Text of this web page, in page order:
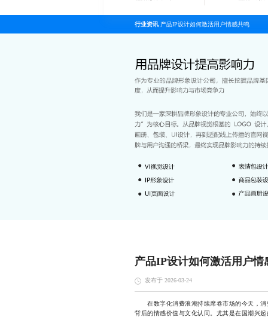
行业资讯 产品IP设计如何激活用户情感共鸣
产品IP设计如何激活用户情
发布于 2026-03-24
在数字化消费浪潮持续席卷市场的今天，消
背后的情感价值与文化认同。尤其是在国潮兴